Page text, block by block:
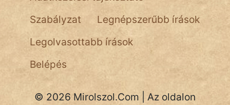
Jób Gedeon
Láron Ádám
mikkamakka
vörös ördög
nagyöreg
Szabályzat
Legnépszerűbb írások
Legolvasottabb írások
Belépés
© 2026 Mirolszol.Com | Az oldalon